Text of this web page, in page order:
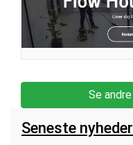
Se
Seneste nyheder